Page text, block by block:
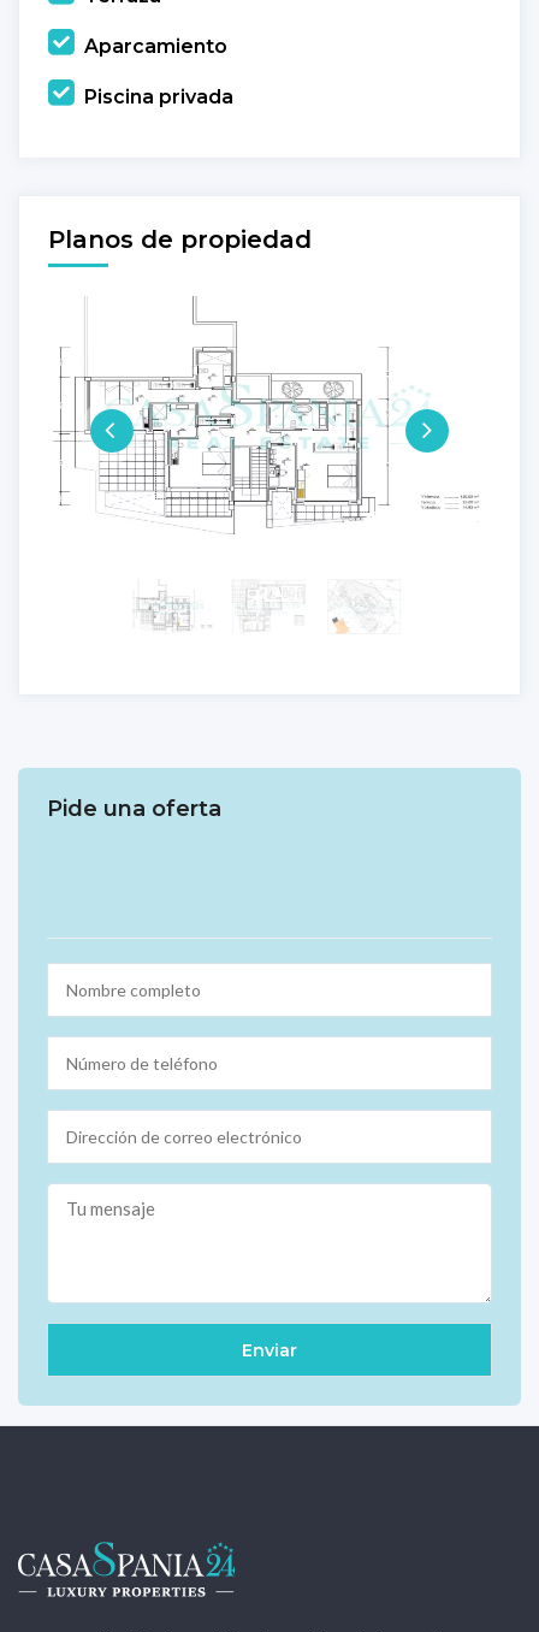
Aparcamiento
Piscina privada
Planos de propiedad
Pide una oferta